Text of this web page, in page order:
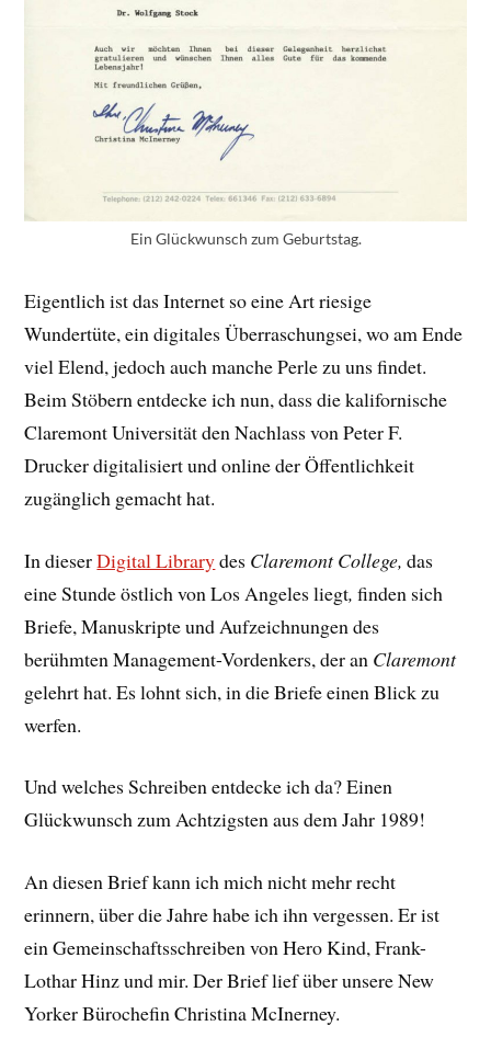
Ein Glückwunsch zum Geburtstag.
Eigentlich ist das Internet so eine Art riesige
Wundertüte, ein digitales Überraschungsei, wo am Ende
viel Elend, jedoch auch manche Perle zu uns findet.
Beim Stöbern entdecke ich nun, dass die kalifornische
Claremont Universität den Nachlass von Peter F.
Drucker digitalisiert und online der Öffentlichkeit
zugänglich gemacht hat.
In dieserDigital Librarydes Claremont College,das
eine Stunde östlich von Los Angeles liegt,finden sich
Briefe, Manuskripte und Aufzeichnungen des
berühmten Management-Vordenkers, der an Claremont
gelehrt hat. Es lohnt sich, in die Briefe einen Blick zu
werfen.
Und welches Schreiben entdecke ich da? Einen
Glückwunsch zum Achtzigsten aus dem Jahr 1989!
An diesen Brief kann ich mich nicht mehr recht
erinnern, über die Jahre habe ich ihn vergessen. Er ist
ein Gemeinschaftsschreiben von Hero Kind, Frank-
Lothar Hinz und mir. Der Brief lief über unsere New
Yorker Bürochefin Christina McInerney.